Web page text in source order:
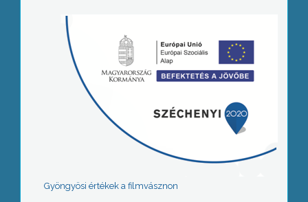
Gyöngyösi értékek a filmvásznon